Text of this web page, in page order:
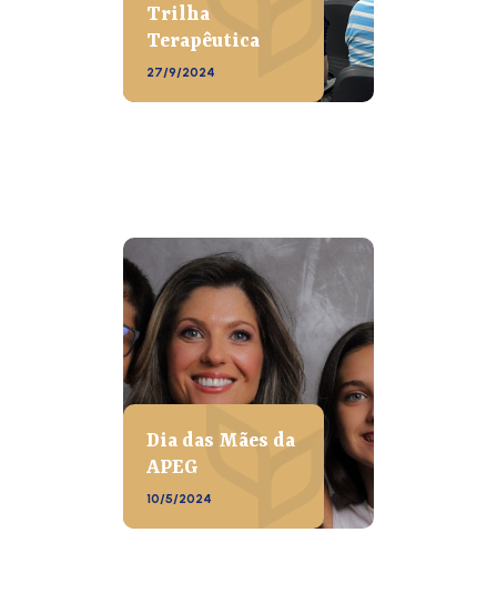
Trilha
Terapêutica
27/9/2024
Dia das Mães da
APEG
10/5/2024